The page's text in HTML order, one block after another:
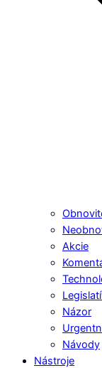
Akcie
Názor
Návody
Nástroje